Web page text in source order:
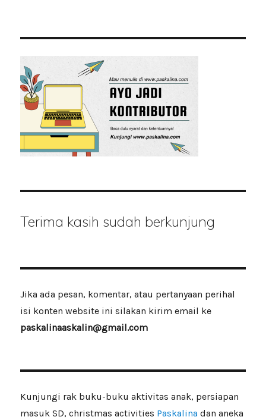
Terima kasih sudah berkunjung
Jika ada pesan, komentar, atau pertanyaan perihal
isi konten website ini silakan kirim email ke
paskalinaaskalin@gmail.com
Kunjungi rak buku-buku aktivitas anak, persiapan
masuk SD, christmas activities Paskalinadan aneka